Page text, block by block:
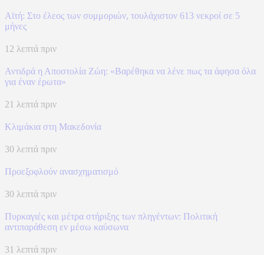
Αϊτή: Στο έλεος των συμμοριών, τουλάχιστον 613 νεκροί σε 5
μήνες
12 λεπτά πριν
Αντιδρά η Αποστολία Ζώη: «Βαρέθηκα να λένε πως τα άφησα όλα
για έναν έρωτα»
21 λεπτά πριν
Κλιμάκια στη Μακεδονία
30 λεπτά πριν
Προεξοφλούν ανασχηματισμό
30 λεπτά πριν
Πυρκαγιές και μέτρα στήριξης των πληγέντων: Πολιτική
αντιπαράθεση εν μέσω καύσωνα
31 λεπτά πριν